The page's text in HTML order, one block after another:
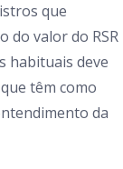
que
do valor do RSR
habituais deve
têm como
da